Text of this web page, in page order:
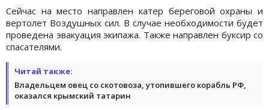
Сейчас на место направлен катер береговой охраны и
вертолет Воздушных сил. В случае необходимости будет
проведена эвакуация экипажа. Также направлен буксир со
спасателями.
Читай также:
Владельцем овец со скотовоза, утопившего корабль РФ,
оказался крымский татарин